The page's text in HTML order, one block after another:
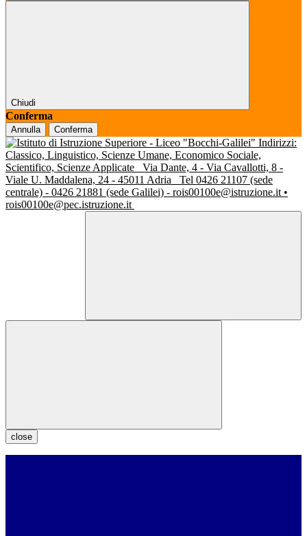
Chiudi
Conferma
Annulla Conferma
Indirizzi:
Classico, Linguistico, Scienze Umane, Economico Sociale,
Scientifico, Scienze Applicate
Via Dante, 4 - Via Cavallotti, 8 -
Viale U. Maddalena, 24 - 45011 Adria
Tel 0426 21107 (sede
centrale) - 0426 21881 (sede Galilei) - rois00100e@istruzione.it •
rois00100e@pec.istruzione.it
close